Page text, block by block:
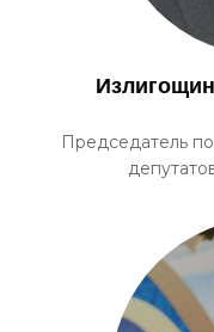
Председатель